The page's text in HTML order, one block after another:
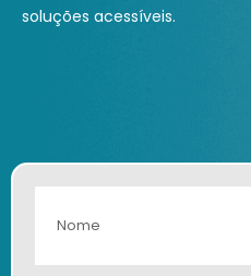
soluções acessíveis.